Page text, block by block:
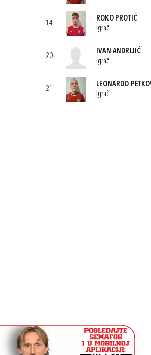
14
ROKO PROTIĆ
Igrač
20
IVAN ANDRIJIĆ
Igrač
21
LEONARDO
Igrač